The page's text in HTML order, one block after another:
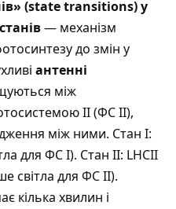
(state transitions) у
— механізм
до змін у
антенні
між
II (ФС II),
між ними. Стан I:
для ФС I). Стан II: LHCII
світла для ФС II).
кілька хвилин і